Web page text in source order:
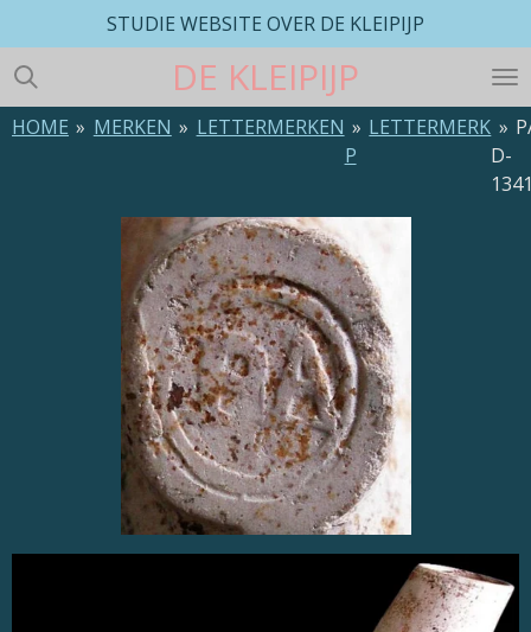
direct
naar
de
hoofdinhoud
DE KLEIPIJP
STUDIE WEBSITE OVER DE KLEIPIJP
HOME » MERKEN » LETTERMERKEN » LETTERMERK
P
»
D-